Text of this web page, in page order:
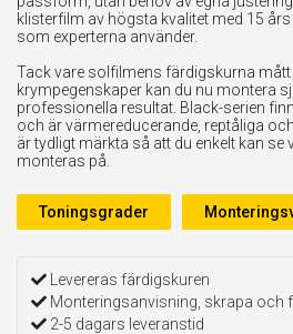
klisterfilm av högsta kvalitet med 15
som experterna använder.
Tack vare solfilmens färdigskurna
krympegenskaper kan du nu montera
professionella resultat. Black-serien
och är värmereducerande, reptåliga
är tydligt märkta så att du enkelt kan se
monteras på.
Toningsgrader
Levereras färdigskuren
Monteringsanvisning, skrapa och
2-5 dagars leveranstid